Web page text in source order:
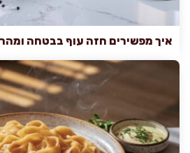
איך מפשירים חזה עוף בבטחה